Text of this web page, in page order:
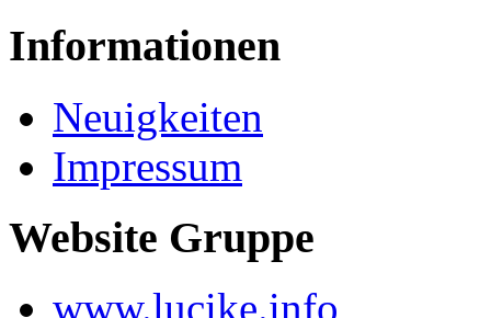
Informationen
Neuigkeiten
Impressum
Website Gruppe
www.lucike.info